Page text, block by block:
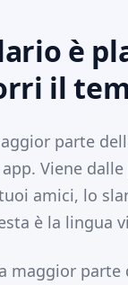
è
il
parte
Viene
amici, lo
è la lingua
maggior